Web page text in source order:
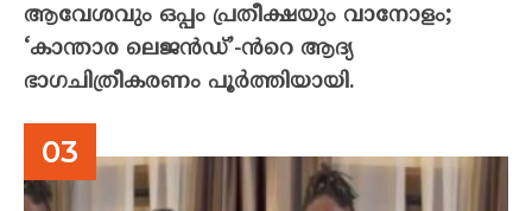
ആവേശവും ഒപ്പം പ്രതീക്ഷയും വാനോളം;
‘കാന്താര ലെജൻഡ്’-ൻറെ ആദ്യ
ഭാഗചിത്രീകരണം പൂർത്തിയായി.